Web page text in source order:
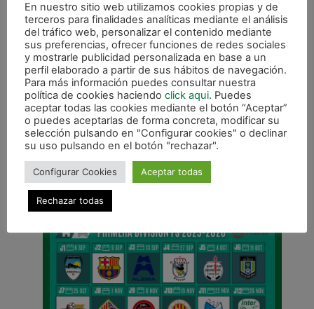
ANTERIOR
‘El Xota en tu escuela’, un nuevo programa que el club pone en marcha con la visita al Colegio San Ignacio – Jesuitas
CALENDARIO DE LIGA
En nuestro sitio web utilizamos cookies propias y de
terceros para finalidades analíticas mediante el análisis
del tráfico web, personalizar el contenido mediante
sus preferencias, ofrecer funciones de redes sociales
y mostrarle publicidad personalizada en base a un
perfil elaborado a partir de sus hábitos de navegación.
Para más información puedes consultar nuestra
política de cookies haciendo click aqui. Puedes
aceptar todas las cookies mediante el botón “Aceptar”
o puedes aceptarlas de forma concreta, modificar su
selección pulsando en "Configurar cookies" o declinar
su uso pulsando en el botón "rechazar".
Configurar Cookies Aceptar todas
Rechazar todas